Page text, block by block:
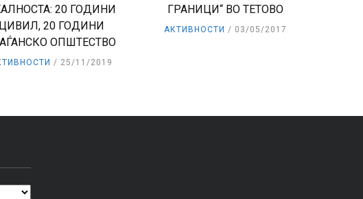
20 ГОДИНИ
ЦИВИЛ, 20 ГОДИНИ
ОПШТЕСТВО
25/11/2019
ГРАНИЦИ“ ВО ТЕТОВО
АКТИВНОСТИ 03/05/2017